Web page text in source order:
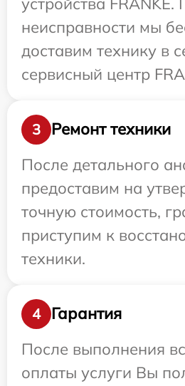
неисправности мы
доставим технику в
сервисный центр
3
Ремонт техники
После детального
предоставим на
точную стоимость,
приступим к
техники.
4
Гарантия
После выполнения
оплаты услуги Вы